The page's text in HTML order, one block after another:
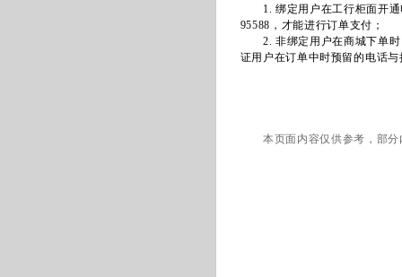
1. 绑定用户在工行柜面开通
95588，才能进行订单支付；
2. 非绑定用户在商城下单时
证用户在订单中时预留的电话
本页面内容仅供参考，部